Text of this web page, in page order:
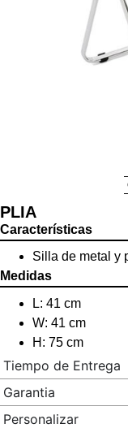
PLIA
Características
Silla de metal y
Medidas
L: 41 cm
W: 41 cm
H: 75 cm
Tiempo de Entrega
Garantia
Personalizar